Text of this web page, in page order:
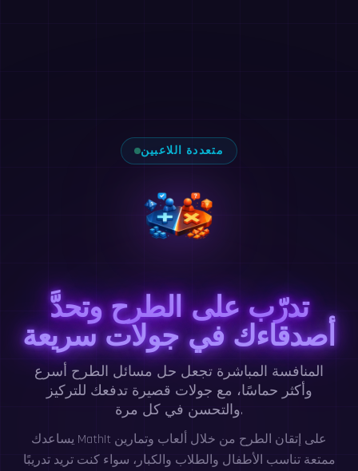
متعددة اللاعبين
تدرّب على الطرح وتحدَّ
أصدقاءك في جولات سريعة
المنافسة المباشرة تجعل حل مسائل الطرح أسرع
وأكثر حماسًا، مع جولات قصيرة تدفعك للتركيز
والتحسن في كل مرة.
يساعدك MathIt على إتقان الطرح من خلال ألعاب وتمارين
ممتعة تناسب الأطفال والطلاب والكبار، سواء كنت تريد تدريبًا